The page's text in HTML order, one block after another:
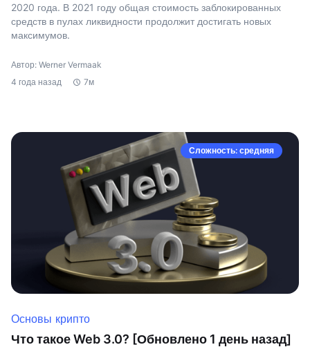
2020 года. В 2021 году общая стоимость заблокированных
средств в пулах ликвидности продолжит достигать новых
максимумов.
Автор: Werner Vermaak
4 года назад
7м
Сложность: средняя
Основы крипто
Что такое Web 3.0? [Обновлено 1 день назад]